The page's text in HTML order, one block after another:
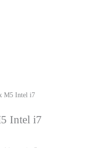
M5 Intel i7
Intel i7